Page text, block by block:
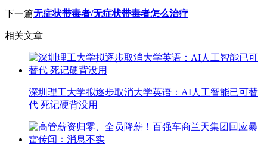
下一篇无症状带毒者/无症状带毒者怎么治疗
相关文章
深圳理工大学拟逐步取消大学英语：AI人工智能已可替
代 死记硬背没用